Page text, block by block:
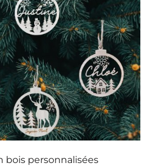
bois personnalisées